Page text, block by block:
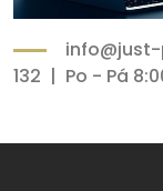
132 | Po - Pá